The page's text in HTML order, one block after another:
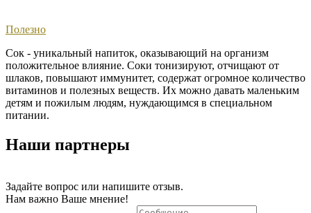
Полезно
Сок - уникальный напиток, оказывающий на организм
положительное влияние. Соки тонизируют, отчищают от
шлаков, повышают иммунитет, содержат огромное количество
витаминов и полезных веществ. Их можно давать маленьким
детям и пожилым людям, нуждающимся в специальном
питании.
Наши партнеры
Задайте вопрос или напишите отзыв.
Нам важно Ваше мнение!